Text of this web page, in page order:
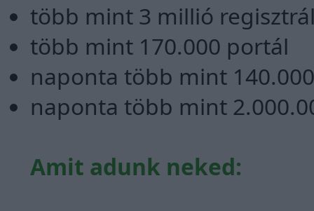
több mint 3 millió
több mint 170.000 portál
naponta több mint
naponta több mint
Amit adunk neked: